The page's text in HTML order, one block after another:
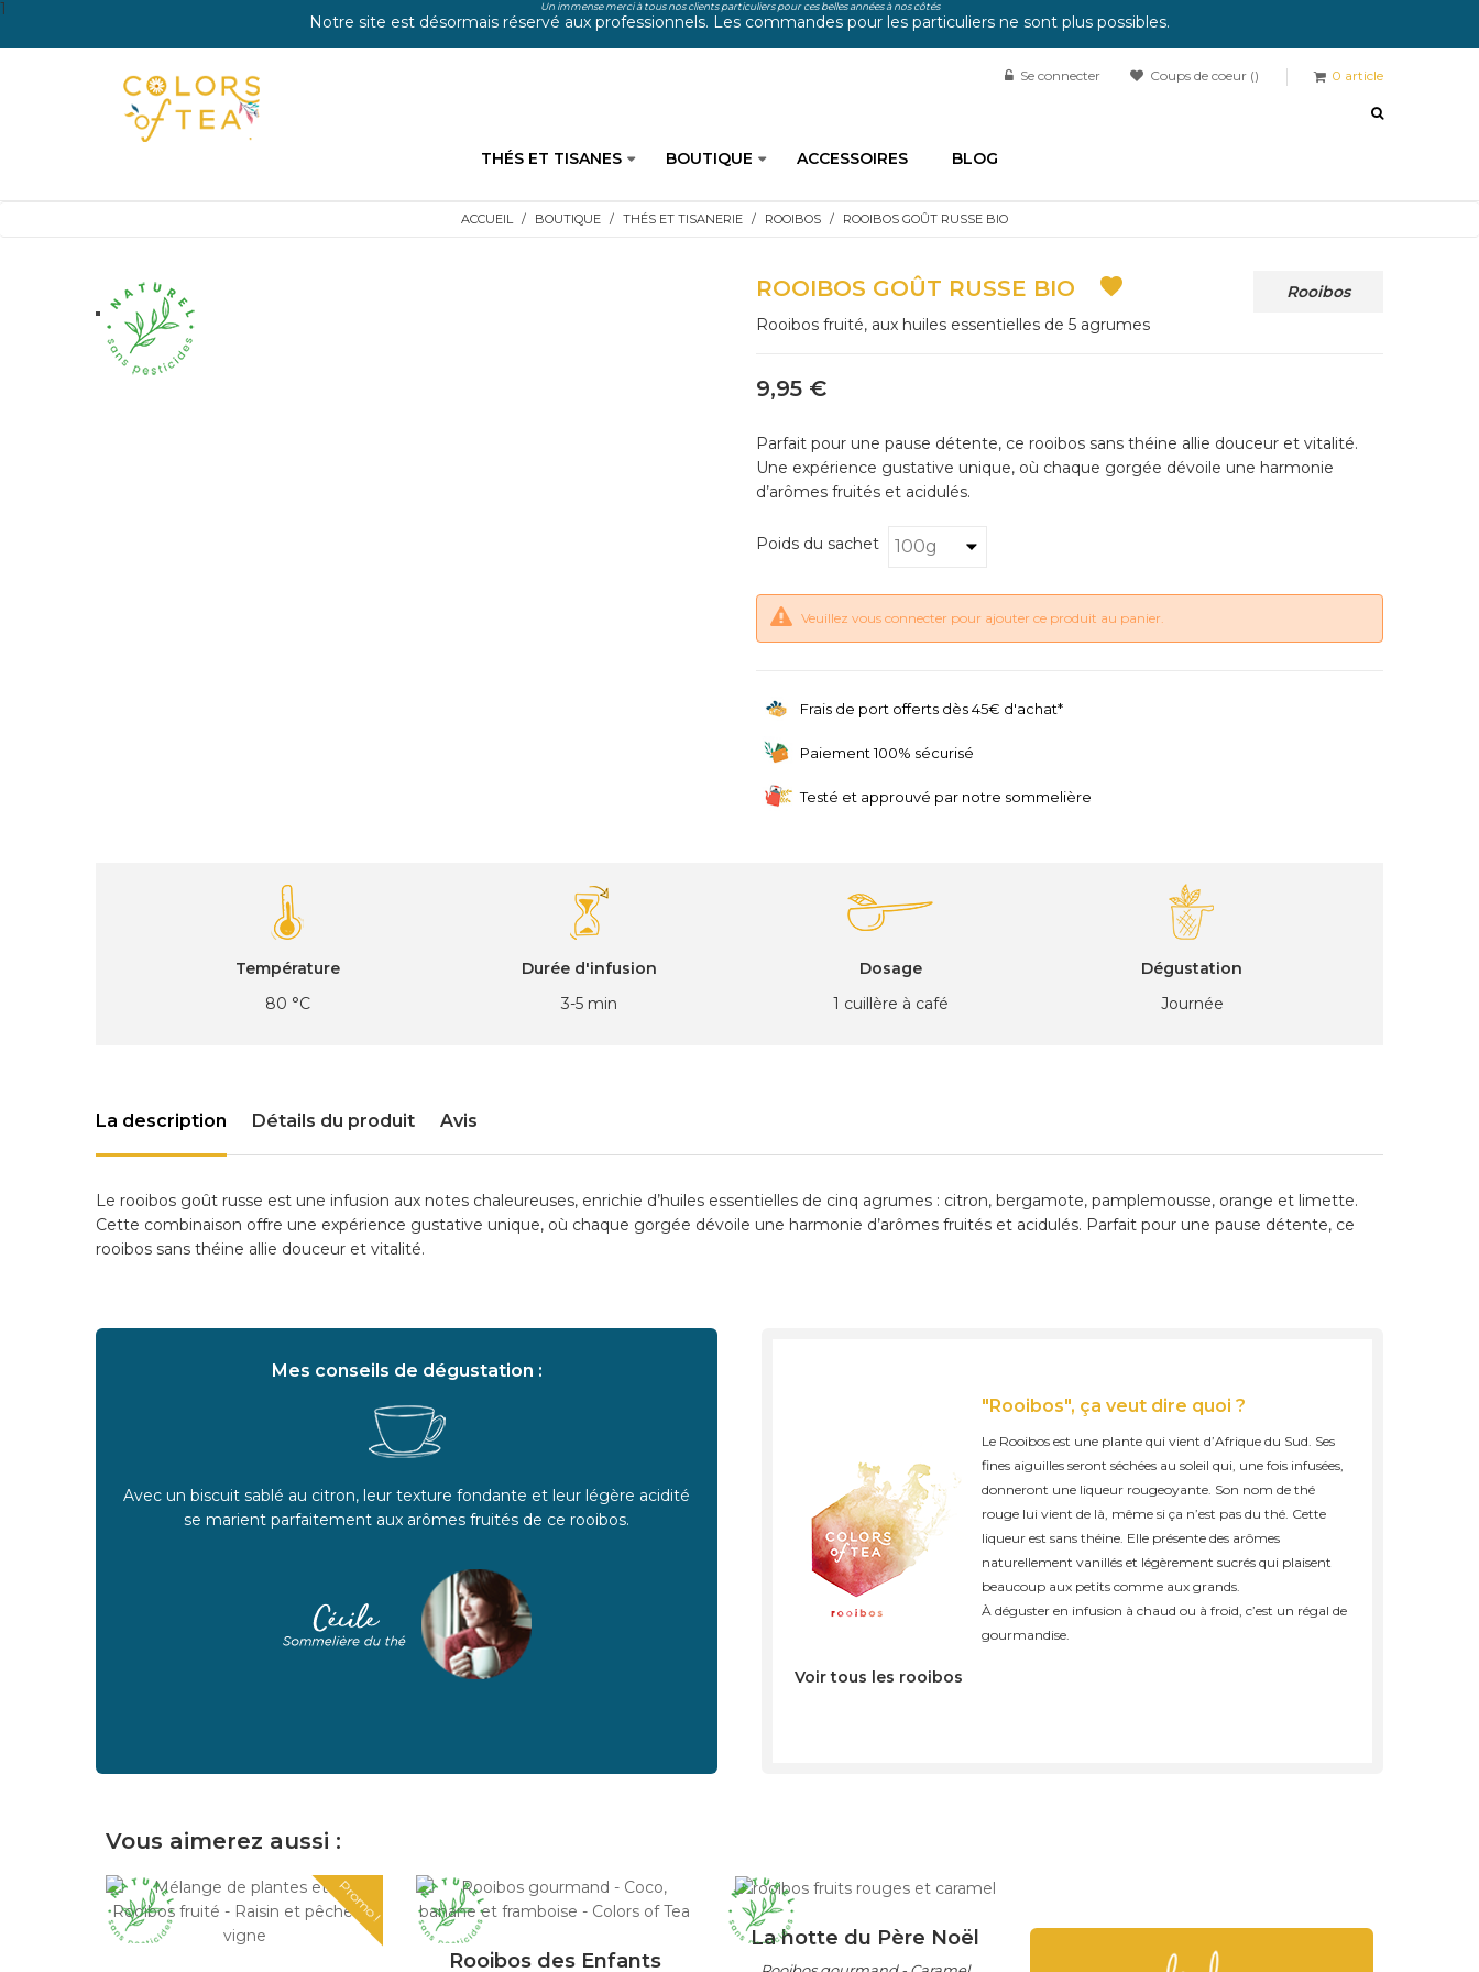
1 Un immense merci à tous nos clients particuliers pour ces belles années à nos côtés
Notre site est désormais réservé aux professionnels. Les commandes pour les particuliers ne sont plus possibles.
0 article
Se connecter Coups de coeur
THÉS ET TISANES BOUTIQUE ACCESSOIRES BLOG
ACCUEIL BOUTIQUE THÉS ET TISANERIE ROOIBOS ROOIBOS GOÛT RUSSE BIO
ROOIBOS GOÛT RUSSE BIO 
Rooibos
Rooibos fruité, aux huiles essentielles de 5 agrumes
9,95 €
Parfait pour une pause détente, ce rooibos sans théine allie douceur et vitalité.
Une expérience gustative unique, où chaque gorgée dévoile une harmonie
d’arômes fruités et acidulés.
Poids du sachet
Veuillez vous connecter pour ajouter ce produit au panier.
Frais de port offerts dès 45€ d'achat*
Paiement 100% sécurisé
Testé et approuvé par notre sommelière
Température
80 °C
Durée d'infusion
3-5 min
Dosage
1 cuillère à café
Dégustation
Journée
La description Détails du produit Avis
Le rooibos goût russe est une infusion aux notes chaleureuses, enrichie d’huiles essentielles de cinq agrumes : citron, bergamote, pamplemousse, orange et limette.
Cette combinaison offre une expérience gustative unique, où chaque gorgée dévoile une harmonie d’arômes fruités et acidulés. Parfait pour une pause détente, ce
rooibos sans théine allie douceur et vitalité.
Mes conseils de dégustation :
Avec un biscuit sablé au citron, leur texture fondante et leur légère acidité
se marient parfaitement aux arômes fruités de ce rooibos.
"Rooibos", ça veut dire quoi ?
Le Rooibos est une plante qui vient d’Afrique du Sud. Ses
fines aiguilles seront séchées au soleil qui, une fois infusées,
donneront une liqueur rougeoyante. Son nom de thé
rouge lui vient de là, même si ça n’est pas du thé. Cette
liqueur est sans théine. Elle présente des arômes
naturellement vanillés et légèrement sucrés qui plaisent
beaucoup aux petits comme aux grands.
À déguster en infusion à chaud ou à froid, c’est un régal de
gourmandise.
Voir tous les rooibos
Vous aimerez aussi :
Promo !
Rooibos des Enfants
La hotte du Père Noël
Rooibos de Noël BIO